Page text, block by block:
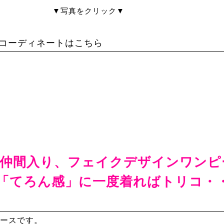
▼写真をクリック▼
ーディネートはこちら
間入り、フェイクデザインワンピ
てろん感」に一度着ればトリコ・
スです。